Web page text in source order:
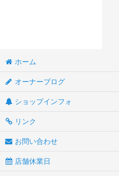
ホーム
オーナーブログ
ショップインフォ
リンク
お問い合わせ
店舗休業日